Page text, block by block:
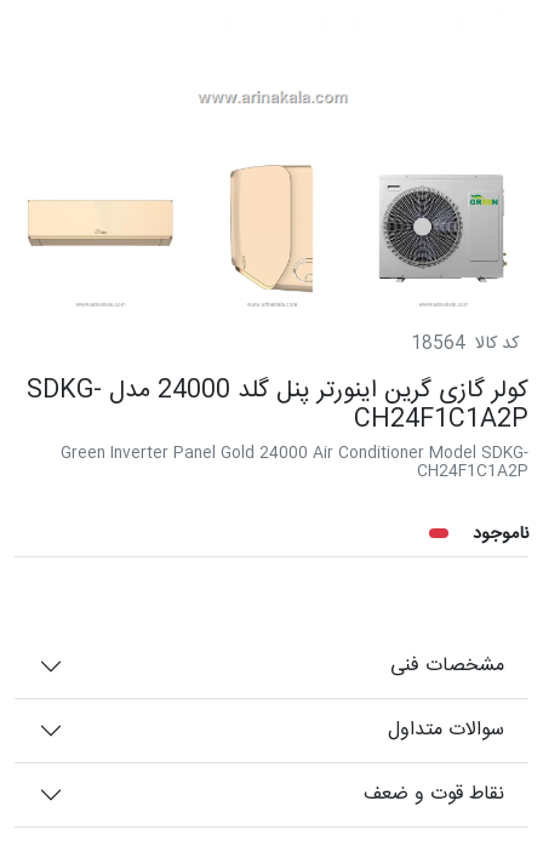
کد کالا 18564
کولر گازی گرین اینورتر پنل گلد 24000 مدل SDKG-
CH24F1C1A2P
Green Inverter Panel Gold 24000 Air Conditioner Model SDKG-
CH24F1C1A2P
ناموجود
مشخصات فنی
سوالات متداول
نقاط قوت و ضعف